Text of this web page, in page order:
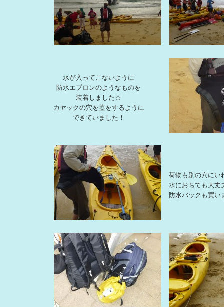
水が入ってこないように
防水エプロンのようなものを
装着しました☆
カヤックの穴を蓋をするように
できていました！
荷物も別の穴に
水におちても大丈
防水バックも買